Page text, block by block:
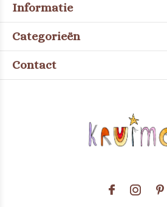
Informatie
Categorieën
Contact